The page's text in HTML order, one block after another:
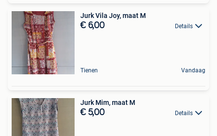
Jurk Vila Joy, maat M
€ 6,00 Details
Tienen Vandaag
Jurk Mim, maat M
€ 5,00 Details